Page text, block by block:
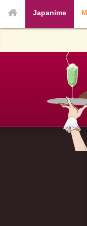
Japanime